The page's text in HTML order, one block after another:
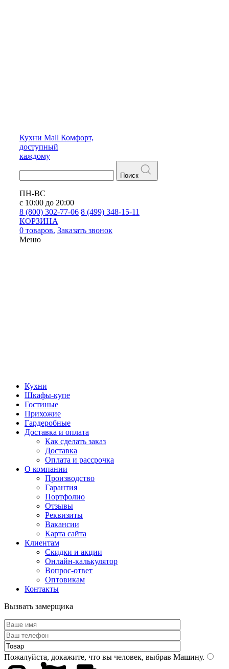
Кухни Mall Комфорт,
доступный
каждому
Поиск
ПН-ВС
с 10:00 до 20:00
8 (800) 302-77-06 8 (499) 348-15-11
КОРЗИНА
0 товаров. Заказать звонок
Меню
Кухни
Шкафы-купе
Гостиные
Прихожие
Гардеробные
Доставка и оплата
Как сделать заказ
Доставка
Оплата и рассрочка
О компании
Производство
Гарантия
Портфолио
Отзывы
Реквизиты
Вакансии
Карта сайта
Клиентам
Скидки и акции
Онлайн-калькулятор
Вопрос-ответ
Оптовикам
Контакты
Вызвать замерщика
Пожалуйста, докажите, что вы человек, выбрав Машину.